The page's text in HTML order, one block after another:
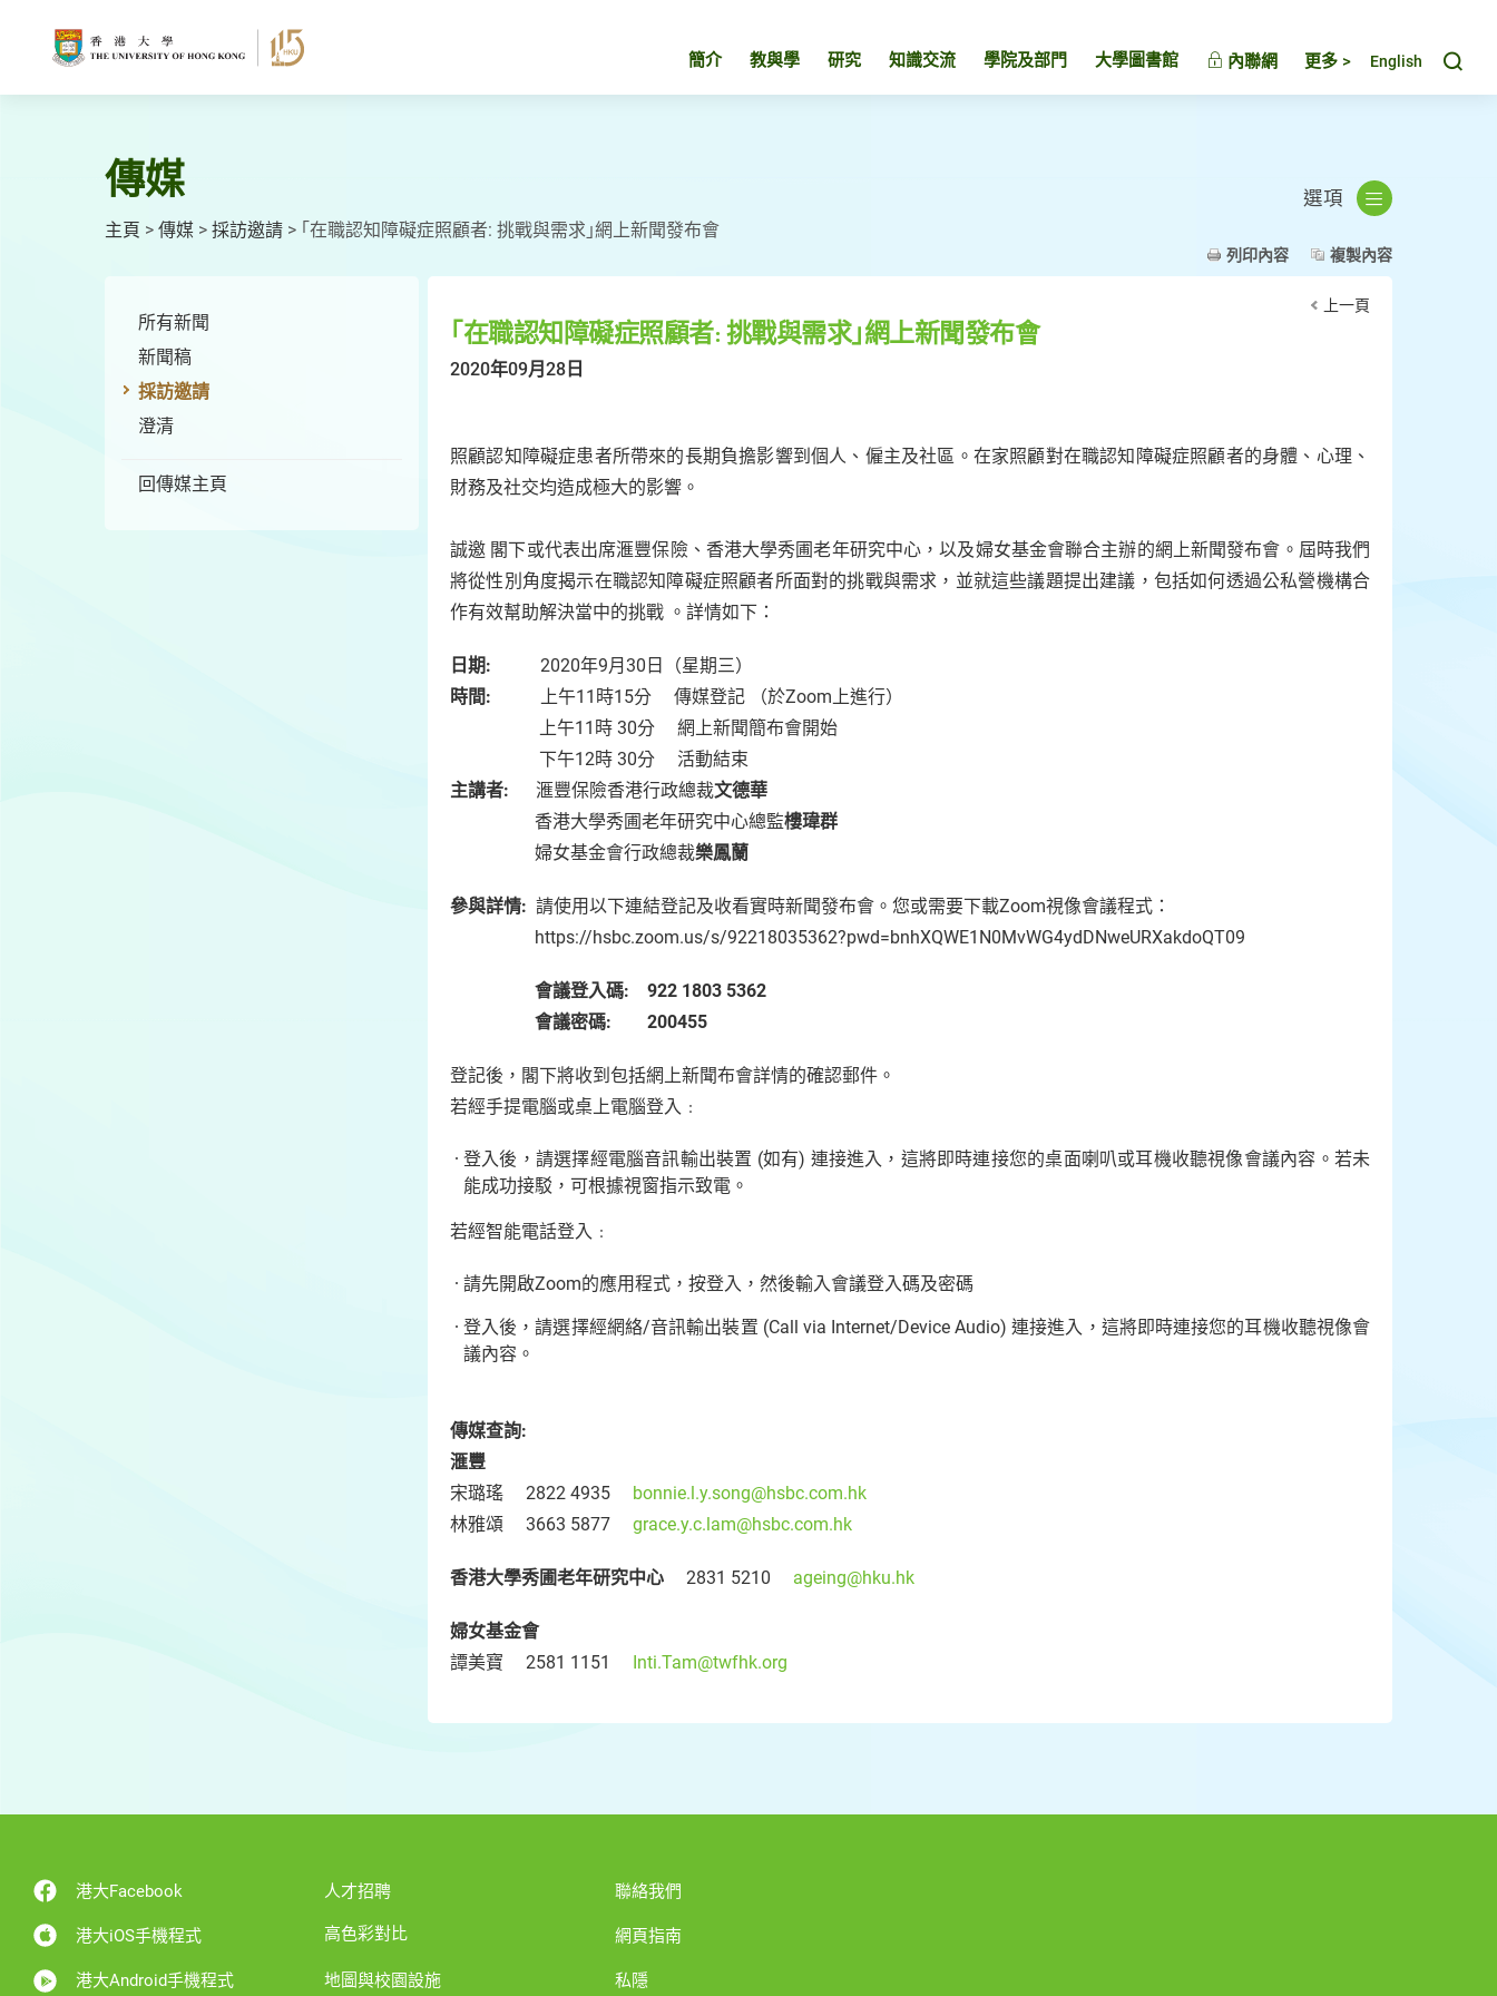
簡介 教與學 研究 知識交流 學院及部門 大學圖書館 內聯網 更多 > English
傳媒
主頁 > 傳媒 > 採訪邀請 > ｢在職認知障礙症照顧者: 挑戰與需求｣網上新聞發布會
選項
列印內容 複製內容
所有新聞
新聞稿
採訪邀請
澄清
回傳媒主頁
上一頁
｢在職認知障礙症照顧者: 挑戰與需求｣網上新聞發布會
2020年09月28日
照顧認知障礙症患者所帶來的長期負擔影響到個人、僱主及社區。在家照顧對在職認知障礙症照顧者的身體、心理、
財務及社交均造成極大的影響。
誠邀 閣下或代表出席滙豐保險、香港大學秀圃老年研究中心，以及婦女基金會聯合主辦的網上新聞發布會。屆時我們
將從性別角度揭示在職認知障礙症照顧者所面對的挑戰與需求，並就這些議題提出建議，包括如何透過公私營機構合
作有效幫助解決當中的挑戰 。詳情如下：
日期: 2020年9月30日（星期三）
時間:
上午11時15分 傳媒登記 （於Zoom上進行）
上午11時 30分 網上新聞簡布會開始
下午12時 30分 活動結束
主講者: 滙豐保險香港行政總裁文德華
香港大學秀圃老年研究中心總監樓瑋群
婦女基金會行政總裁樂鳳蘭
參與詳情: 請使用以下連結登記及收看實時新聞發布會。您或需要下載Zoom視像會議程式：
https://hsbc.zoom.us/s/92218035362?pwd=bnhXQWE1N0MvWG4ydDNweURXakdoQT09
會議登入碼: 922 1803 5362
會議密碼: 200455
登記後，閣下將收到包括網上新聞布會詳情的確認郵件。
若經手提電腦或桌上電腦登入﹕
登入後，請選擇經電腦音訊輸出裝置 (如有) 連接進入，這將即時連接您的桌面喇叭或耳機收聽視像會議內容。若未
能成功接駁，可根據視窗指示致電。
若經智能電話登入﹕
請先開啟Zoom的應用程式，按登入，然後輸入會議登入碼及密碼
登入後，請選擇經網絡/音訊輸出裝置 (Call via Internet/Device Audio) 連接進入，這將即時連接您的耳機收聽視像會
議內容。
傳媒查詢:
滙豐
宋璐瑤 2822 4935 bonnie.l.y.song@hsbc.com.hk
林雅頌 3663 5877 grace.y.c.lam@hsbc.com.hk
香港大學秀圃老年研究中心 2831 5210 ageing@hku.hk
婦女基金會
譚美寶 2581 1151 Inti.Tam@twfhk.org
港大Facebook
港大iOS手機程式
港大Android手機程式
人才招聘
高色彩對比
地圖與校園設施
聯絡我們
網頁指南
私隱